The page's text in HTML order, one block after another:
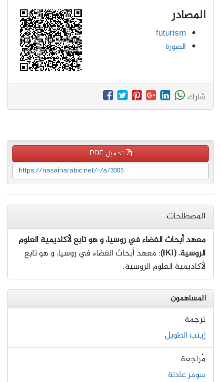
المصادر
futurism
الصورة
شارك
تحميل PDF
https://nasainarabic.net/r/a/3005
المصطلحات
معهد أبحاث الفضاء في روسيا، و هو تابع لأكاديمية العلوم
الروسية. (IKI)
: معهد أبحاث الفضاء في روسيا، و هو تابع
لأكاديمية العلوم الروسية.
المساهمون
ترجمة
زينب الطويل
مُراجعة
سومر عادلة